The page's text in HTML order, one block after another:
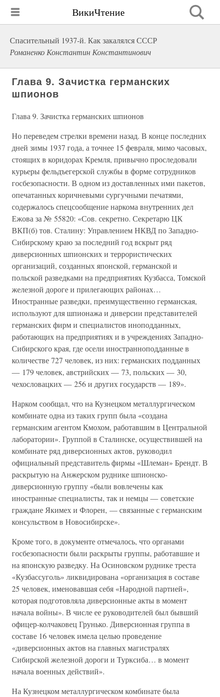
ВикиЧтение
Спасительный 1937-й. Как закалялся СССР
Романенко Константин Константинович
Глава 9. Зачистка германских
шпионов
Глава 9. Зачистка германских шпионов
Но переведем стрелки времени назад. В конце последних
дней зимы 1937 года, а точнее 15 февраля, мимо часовых,
стоящих в коридорах Кремля, привычно проследовали
курьеры фельдъегерской службы в форме сотрудников
госбезопасности. В одном из доставленных ими пакетов,
опечатанных коричневыми сургучными печатями,
содержалось спецсообщение наркома внутренних дел
Ежова за № 55820: «Сов. секретно. Секретарю ЦК
ВКП(б) тов. Сталину: Управлением НКВД по Западно-
Сибирскому краю за последний год вскрыт ряд
диверсионных шпионских и террористических
организаций, созданных японской, германской и
польской разведками на предприятиях Кузбасса, Томской
железной дороге и прилегающих районах…
Иностранные разведки, преимущественно германская,
используют для шпионажа и диверсии представителей
германских фирм и специалистов иноподданных,
работающих на предприятиях и в учреждениях Западно-
Сибирского края, где осели иностранноподданные в
количестве 727 человек, из них: германских подданных
— 179 человек, австрийских — 73, польских — 30,
чехословацких — 256 и других государств — 189».
Нарком сообщал, что на Кузнецком металлургическом
комбинате одна из таких групп была «создана
германским агентом Кмохом, работавшим в Центральной
лаборатории». Группой в Сталинске, осуществившей на
комбинате ряд диверсионных актов, руководил
официальный представитель фирмы «Шлеман» Брендт. В
раскрытую на Анжерском руднике шпионско-
диверсионную группу «были вовлечены как
иностранные специалисты, так и немцы — советские
граждане Якимех и Флорен, — связанные с германским
консульством в Новосибирске».
Кроме того, в документе отмечалось, что органами
госбезопасности были раскрыты группы, работавшие и
на японскую разведку. На Осиновском руднике треста
«Кузбассуголь» ликвидирована «организация в составе
25 человек, именовавшая себя «Народной партией»,
которая подготовляла диверсионные акты в момент
начала войны». В числе ее руководителей был бывший
офицер-колчаковец Грунько. Диверсионная группа в
составе 16 человек имела целью проведение
«диверсионных актов на главных магистралях
Сибирской железной дороги и Турксиба… в момент
начала военных действий».
На Кузнецком металлургическом комбинате была